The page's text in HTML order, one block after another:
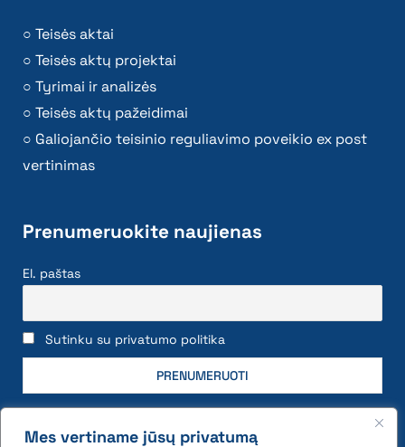
Mes vertiname jūsų privatumą
Teisės aktai
Teisės aktų projektai
Tyrimai ir analizės
Teisės aktų pažeidimai
Galiojančio teisinio reguliavimo poveikio ex post
vertinimas
Prenumeruokite naujienas
El. paštas
Sutinku su privatumo politika